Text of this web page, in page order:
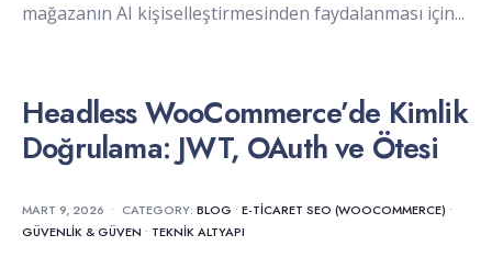
mağazanın AI kişiselleştirmesinden faydalanması için...
Headless WooCommerce’de Kimlik
Doğrulama: JWT, OAuth ve Ötesi
MART 9, 2026 • CATEGORY: BLOG • E-TICARET SEO (WOOCOMMERCE) •
GÜVENLIK & GÜVEN • TEKNIK ALTYAPI